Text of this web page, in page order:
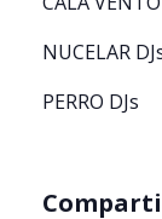
NUCELAR
PERRO DJs